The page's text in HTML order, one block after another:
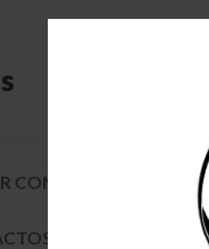
COMPRA
Y CONSULTAS